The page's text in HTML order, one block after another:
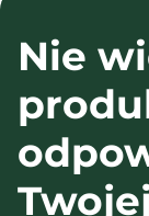
Nie